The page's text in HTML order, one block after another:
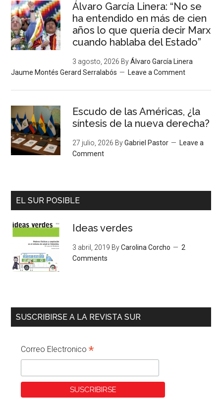
Álvaro García Linera: “No se
ha entendido en más de cien
años lo que quería decir Marx
cuando hablaba del Estado”
3 agosto, 2026 ByÁlvaro García Linera
Jaume Montés Gerard Serralabós
Leave a Comment
Escudo de las Américas, ¿la
síntesis de la nueva derecha?
27 julio, 2026 ByGabriel Pastor
Leave a
Comment
EL SUR POSIBLE
Ideas verdes
3 abril, 2019 ByCarolina Corcho
2
Comments
SUSCRIBIRSE A LA REVISTA SUR
Correo Electronico*